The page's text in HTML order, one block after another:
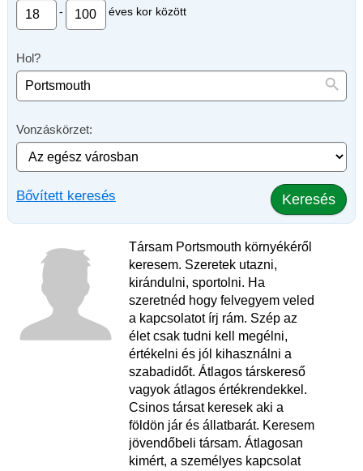
- éves kor között
Hol?
Vonzáskörzet:
Bővített keresés Keresés
Társam Portsmouth környékéről
keresem. Szeretek utazni,
kirándulni, sportolni. Ha
szeretnéd hogy felvegyem veled
a kapcsolatot írj rám. Szép az
élet csak tudni kell megélni,
értékelni és jól kihasználni a
szabadidőt. Átlagos társkereső
vagyok átlagos értékrendekkel.
Csinos társat keresek aki a
földön jár és állatbarát. Keresem
jövendőbeli társam. Átlagosan
kimért, a személyes kapcsolat